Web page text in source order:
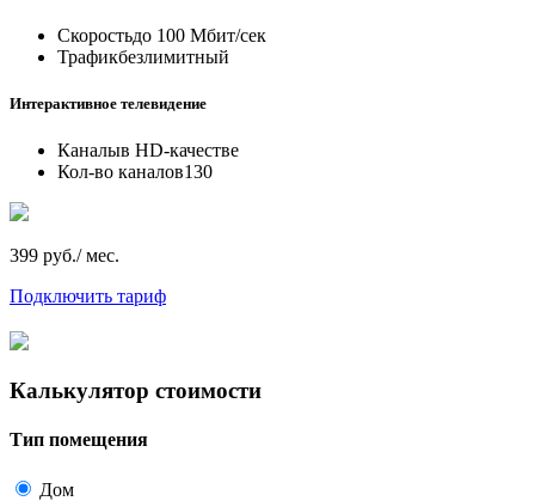
Скоростьдо 100 Мбит/сек
Трафикбезлимитный
Интерактивное телевидение
Каналыв HD-качестве
Кол-во каналов130
399 руб./ мес.
Подключить тариф
Калькулятор стоимости
Тип помещения
Дом